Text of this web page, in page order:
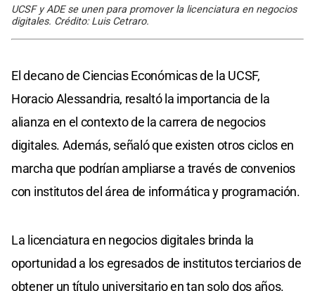
UCSF y ADE se unen para promover la licenciatura en negocios
digitales. Crédito: Luis Cetraro.
El decano de Ciencias Económicas de la UCSF,
Horacio Alessandria, resaltó la importancia de la
alianza en el contexto de la carrera de negocios
digitales. Además, señaló que existen otros ciclos en
marcha que podrían ampliarse a través de convenios
con institutos del área de informática y programación.
La licenciatura en negocios digitales brinda la
oportunidad a los egresados de institutos terciarios de
obtener un título universitario en tan solo dos años.